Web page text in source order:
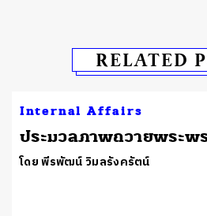
RELATED
Internal Affairs
ประมวลภาพถวายพระพ
โดย พีรพัฒน์ วิมลรังครัตน์